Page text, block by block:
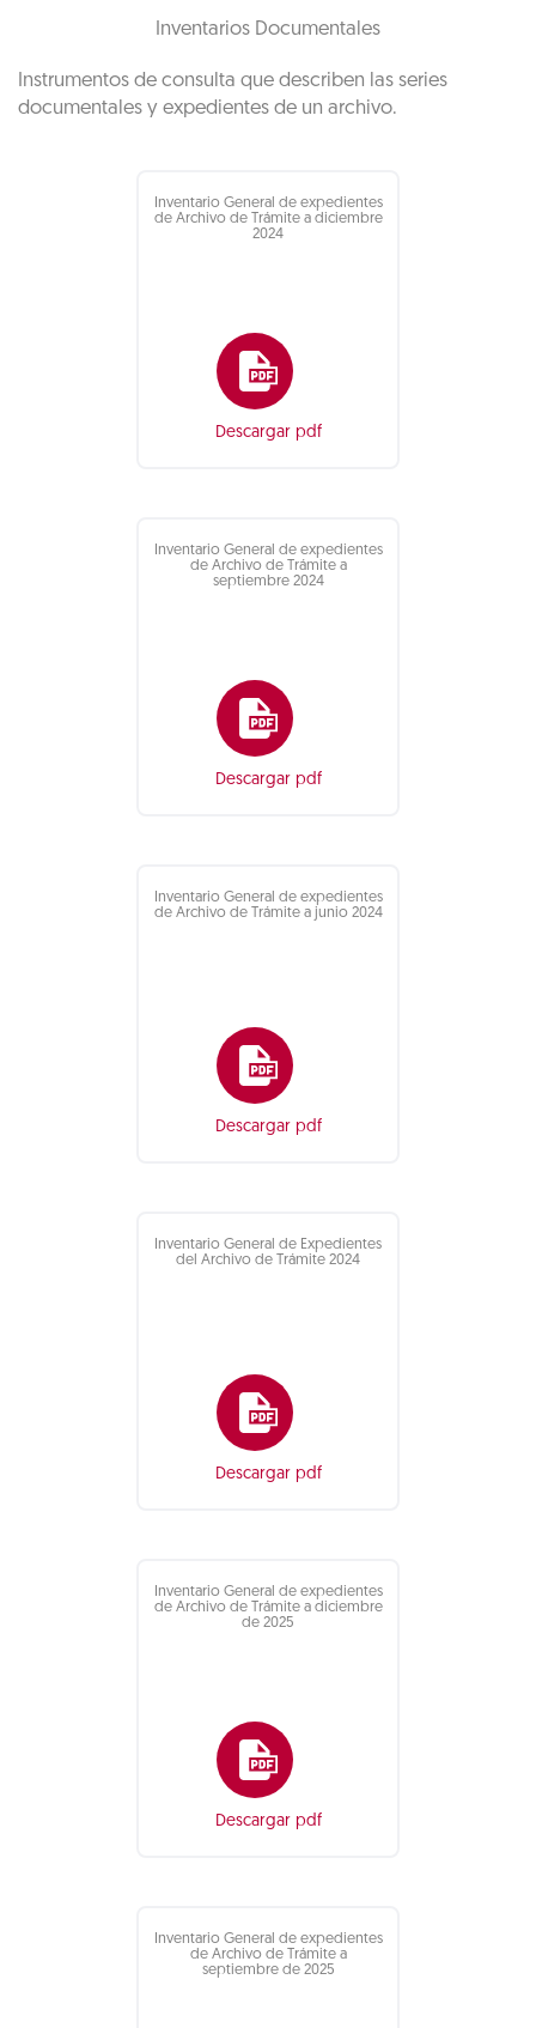
Inventarios Documentales
Instrumentos de consulta que describen las series
documentales y expedientes de un archivo.
Inventario General de expedientes
de Archivo de Trámite a diciembre
2024
Descargar pdf
Inventario General de expedientes
de Archivo de Trámite a
septiembre 2024
Descargar pdf
Inventario General de expedientes
de Archivo de Trámite a junio 2024
Descargar pdf
Inventario General de Expedientes
del Archivo de Trámite 2024
Descargar pdf
Inventario General de expedientes
de Archivo de Trámite a diciembre
de 2025
Descargar pdf
Inventario General de expedientes
de Archivo de Trámite a
septiembre de 2025